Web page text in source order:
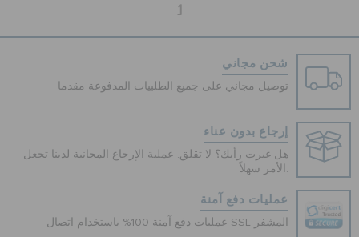
1
شحن مجاني
توصيل مجاني على جميع الطلبيات المدفوعة مقدما
إرجاع بدون عناء
هل غيرت رأيك؟ لا تقلق. عملية الإرجاع المجانية لدينا تجعل
الأمر سهلاً.
عمليات دفع آمنة
عمليات دفع آمنة 100% باستخدام اتصال SSL المشفر